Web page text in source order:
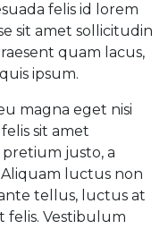
felis id lorem
sit amet sollicitudin
quam lacus,
ipsum.
magna eget nisi
sit amet
justo, a
luctus non
tellus, luctus at
felis. Vestibulum